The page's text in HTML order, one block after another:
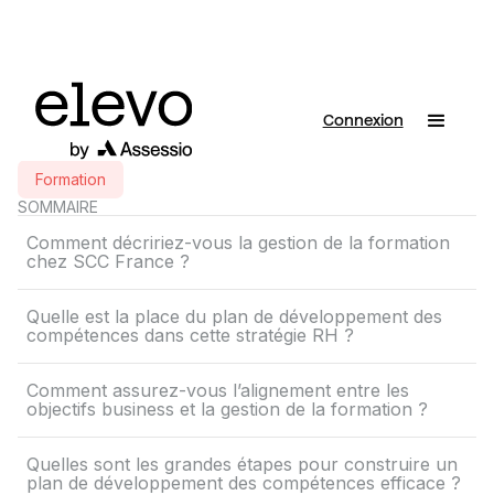
Connexion
Formation
SOMMAIRE
Comment décririez-vous la gestion de la formation
chez SCC France ?
Quelle est la place du plan de développement des
compétences dans cette stratégie RH ?
Comment assurez-vous l’alignement entre les
objectifs business et la gestion de la formation ?
Quelles sont les grandes étapes pour construire un
plan de développement des compétences efficace ?